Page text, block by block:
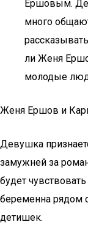
Ершовым.
много
ли Женя
молодые
Женя Ершов и
Девушка
замужней за
будет
беременна рядом
детишек.